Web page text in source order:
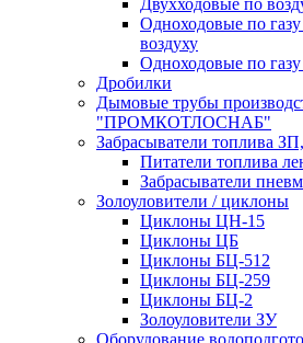
Одноходовые по
воздуху
Одноходовые по газу
Дробилки
Дымовые трубы
"ПРОМКОТЛОСНАБ"
Забрасыватели топлива
Питатели топлива
Забрасыватели
Золоуловители / циклоны
Циклоны ЦН-15
Циклоны ЦБ
Циклоны БЦ-512
Циклоны БЦ-259
Циклоны БЦ-2
Золоуловители ЗУ
Оборудование